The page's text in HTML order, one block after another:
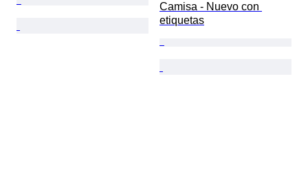
Camisa - Nuevo con
etiquetas